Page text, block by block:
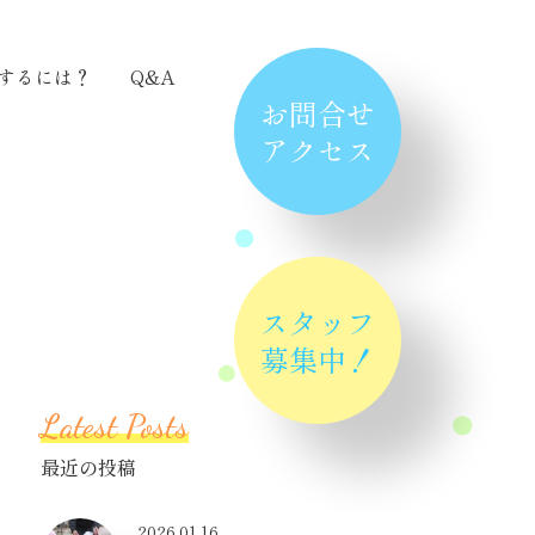
お問合せ
アクセス
スタッフ
募集中！
るには？ Q&A
Latest Posts
最近の投稿